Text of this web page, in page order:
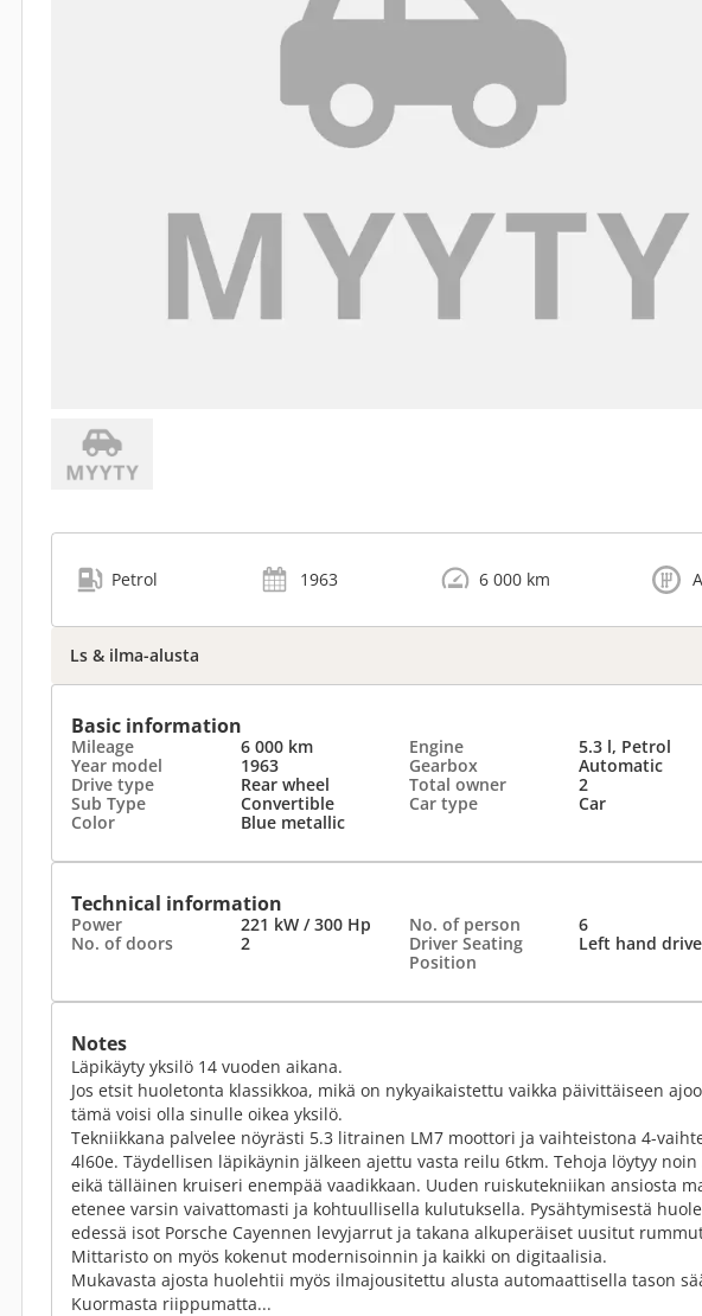
Petrol 1963 6 000 km
Ls & ilma-alusta
Basic information
Mileage 6 000 km Engine
5.3 l, Petrol
Year model
1963 Gearbox
Automatic
Drive type
Rear wheel Total owner
2
Sub Type
Convertible Car type
Car
Color
Blue metallic
Technical information
Power 221 kW / 300 Hp No. of person
6
No. of doors
2
Driver Seating
Position
Left hand drive
Notes
Läpikäyty yksilö 14 vuoden aikana.
Jos etsit huoletonta klassikkoa, mikä on nykyaikaistettu vaikka päivittäiseen
tämä voisi olla sinulle oikea yksilö.
Tekniikkana palvelee nöyrästi 5.3 litrainen LM7 moottori ja vaihteistona 4-
4l60e. Täydellisen läpikäynin jälkeen ajettu vasta reilu 6tkm. Tehoja löytyy noin
eikä tälläinen kruiseri enempää vaadikkaan. Uuden ruiskutekniikan ansiosta
etenee varsin vaivattomasti ja kohtuullisella kulutuksella. Pysähtymisestä
edessä isot Porsche Cayennen levyjarrut ja takana alkuperäiset uusitut
Mittaristo on myös kokenut modernisoinnin ja kaikki on digitaalisia.
Mukavasta ajosta huolehtii myös ilmajousitettu alusta automaattisella tason
Kuormasta riippumatta...